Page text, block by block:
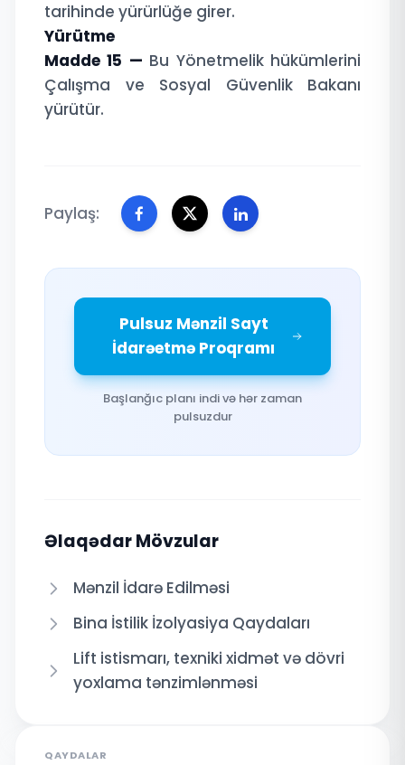
tarihinde yürürlüğe girer.
Yürütme
Madde 15 — Bu Yönetmelik hükümlerini
Çalışma ve Sosyal Güvenlik Bakanı
yürütür.
Paylaş:
Pulsuz Mənzil Sayt
İdarəetmə Proqramı
Başlanğıc planı indi və hər zaman
pulsuzdur
Əlaqədar Mövzular
Mənzil İdarə Edilməsi
Bina İstilik İzolyasiya Qaydaları
Lift istismarı, texniki xidmət və dövri
yoxlama tənzimlənməsi
QAYDALAR